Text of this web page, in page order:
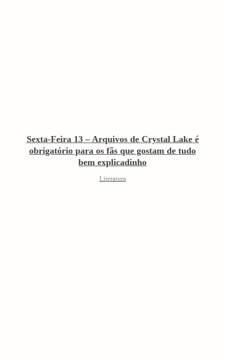
Sexta-Feira 13 – Arquivos de Crystal Lake é
obrigatório para os fãs que gostam de tudo
bem explicadinho
Literatura